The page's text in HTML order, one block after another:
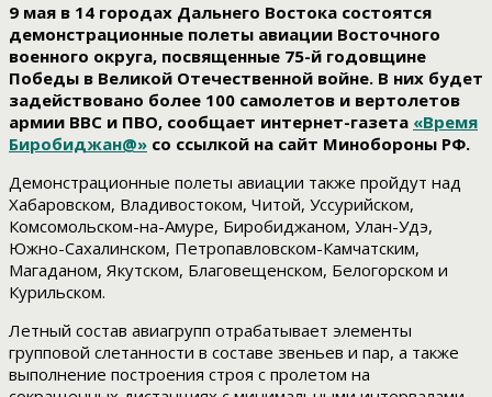
9 мая в 14 городах Дальнего Востока состоятся
демонстрационные полеты авиации Восточного
военного округа, посвященные 75-й годовщине
Победы в Великой Отечественной войне. В них будет
задействовано более 100 самолетов и вертолетов
армии ВВС и ПВО, сообщает интернет-газета «Время
Биробиджан@» со ссылкой на сайт Минобороны РФ.
Демонстрационные полеты авиации также пройдут над
Хабаровском, Владивостоком, Читой, Уссурийском,
Комсомольском-на-Амуре, Биробиджаном, Улан-Удэ,
Южно-Сахалинском, Петропавловском-Камчатским,
Магаданом, Якутском, Благовещенском, Белогорском и
Курильском.
Летный состав авиагрупп отрабатывает элементы
групповой слетанности в составе звеньев и пар, а также
выполнение построения строя с пролетом на